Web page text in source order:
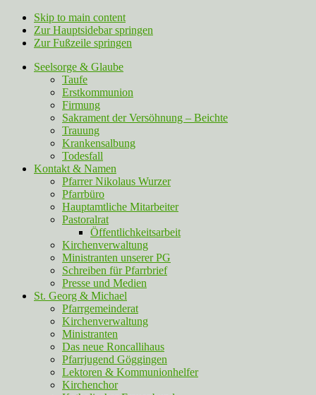
Skip to main content
Zur Hauptsidebar springen
Zur Fußzeile springen
Seelsorge & Glaube
Taufe
Erstkommunion
Firmung
Sakrament der Versöhnung – Beichte
Trauung
Krankensalbung
Todesfall
Kontakt & Namen
Pfarrer Nikolaus Wurzer
Pfarrbüro
Hauptamtliche Mitarbeiter
Pastoralrat
Öffentlichkeitsarbeit
Kirchenverwaltung
Ministranten unserer PG
Schreiben für Pfarrbrief
Presse und Medien
St. Georg & Michael
Pfarrgemeinderat
Kirchenverwaltung
Ministranten
Das neue Roncallihaus
Pfarrjugend Göggingen
Lektoren & Kommunionhelfer
Kirchenchor